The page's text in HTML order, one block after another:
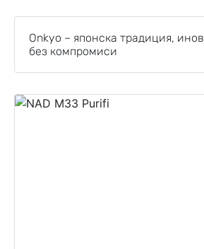
Onkyo – японска традиция,
без компромиси